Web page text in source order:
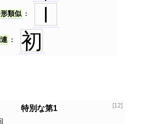
類似 𝍷
初
[12]
特別な第1